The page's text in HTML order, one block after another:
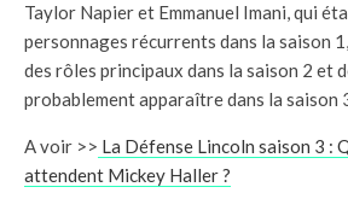
Taylor Napier et Emmanuel Imani, qui
personnages récurrents dans la saison
des rôles principaux dans la saison 2 et
probablement apparaître dans la saison
A voir >> La Défense Lincoln saison 3 :
attendent Mickey Haller ?